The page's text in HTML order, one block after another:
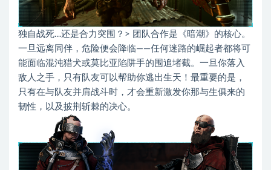
独自战死…还是合力突围？> 团队合作是《暗潮》的核心。
一旦远离同伴，危险便会降临——任何迷路的崛起者都将可
能面临混沌猎犬或莫比亚陷阱手的围追堵截。一旦你落入
敌人之手，只有队友可以帮助你逃出生天！最重要的是，
只有在与队友并肩战斗时，才会重新激发你那与生俱来的
韧性，以及披荆斩棘的决心。